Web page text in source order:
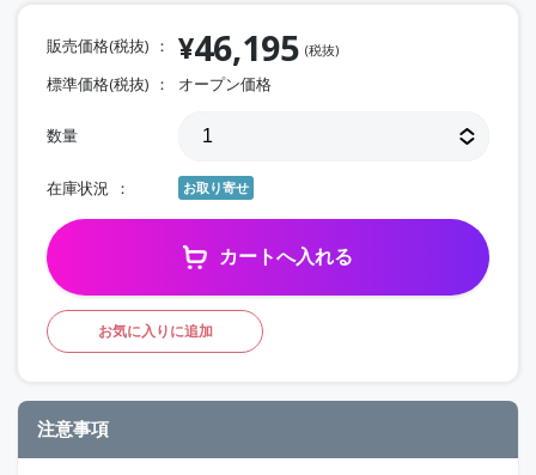
販売価格(税抜) ¥46,195 (税抜)
標準価格(税抜) オープン価格
数量
在庫状況 お取り寄せ
カートへ入れる
お気に入りに追加
注意事項